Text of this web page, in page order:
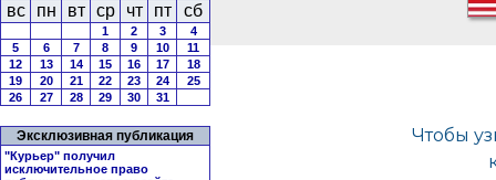
вс пн вт ср чт пт сб
1 2 3
4
5
6 7 8 9 10
11
12
13 14 15 16 17
18
19
20 21 22 23 24
25
26
27 28 29 30 31
Эксклюзивная публикация
"Курьер" получил
исключительное право